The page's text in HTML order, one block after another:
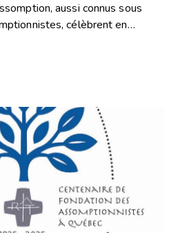
aussi connus sous
célèbrent en…